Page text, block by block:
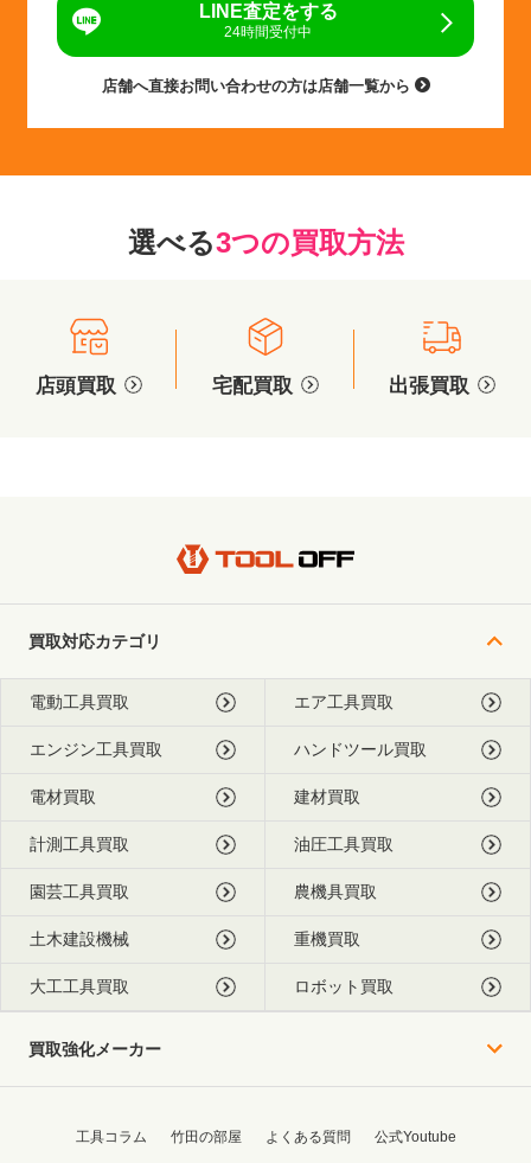
LINE査定をする
24時間受付中
店舗へ直接お問い合わせの方は店舗一覧から
選べる3つの買取方法
店頭買取 宅配買取 出張買取
買取対応カテゴリ
電動工具買取 エア工具買取
エンジン工具買取 ハンドツール買取
電材買取 建材買取
計測工具買取 油圧工具買取
園芸工具買取 農機具買取
土木建設機械 重機買取
大工工具買取 ロボット買取
買取強化メーカー
工具コラム 竹田の部屋 よくある質問 公式Youtube